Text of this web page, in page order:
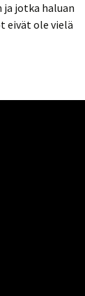
ja jotka haluan
eivät ole vielä